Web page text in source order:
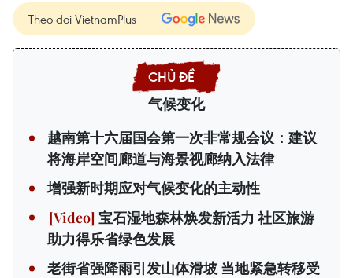
Theo dõi VietnamPlus
气候变化
越南第十六届国会第一次非常规会议：建议
将海岸空间廊道与海景视廊纳入法律
增强新时期应对气候变化的主动性
宝石湿地森林焕发新活力 社区旅游
助力得乐省绿色发展
老街省强降雨引发山体滑坡 当地紧急转移受